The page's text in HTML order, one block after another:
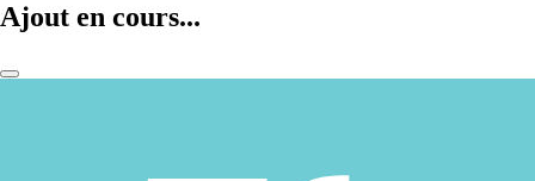
Ajout en cours...